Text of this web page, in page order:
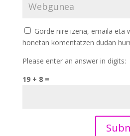
Gorde nire izena, emaila eta
honetan komentatzen dudan
Please enter an answer in digits:
19 + 8 =